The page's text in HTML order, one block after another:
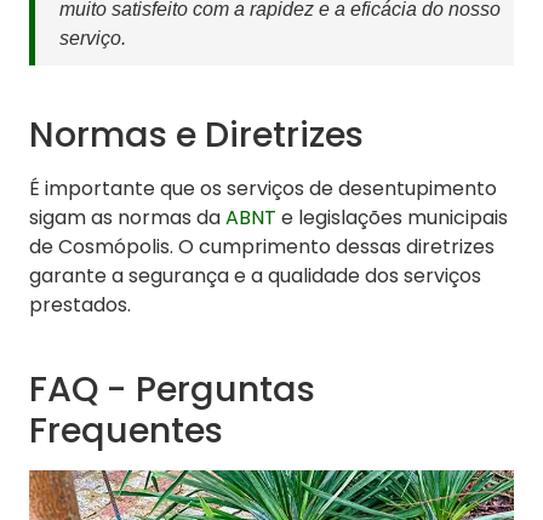
muito satisfeito com a rapidez e a eficácia do nosso
serviço.
Normas e Diretrizes
É importante que os serviços de desentupimento
sigam as normas daABNT e legislações municipais
de Cosmópolis. O cumprimento dessas diretrizes
garante a segurança e a qualidade dos serviços
prestados.
FAQ - Perguntas
Frequentes